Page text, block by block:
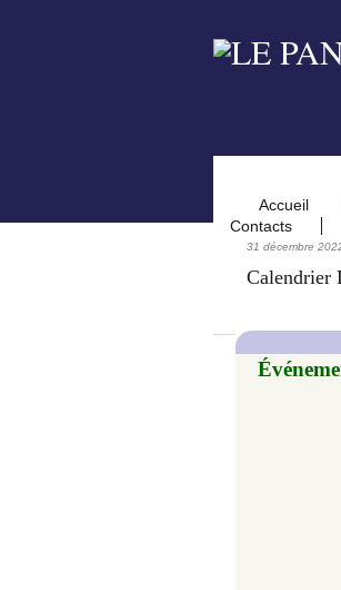
Accueil
Contacts
31 décembre
Calendrier